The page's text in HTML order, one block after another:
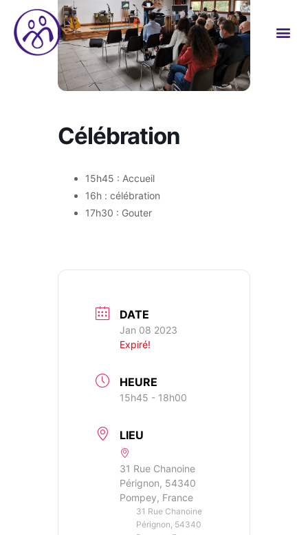
Célébration
15h45 : Accueil
16h : célébration
17h30 : Gouter
DATE
Jan 08 2023
Expiré!
HEURE
15h45 - 18h00
LIEU
31 Rue Chanoine
Pérignon, 54340
Pompey, France
31 Rue Chanoine
Pérignon, 54340